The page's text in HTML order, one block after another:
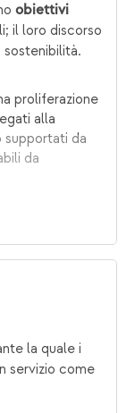
obiettivi
il loro discorso
proliferazione
alla
supportati da
da
la quale i
servizio come